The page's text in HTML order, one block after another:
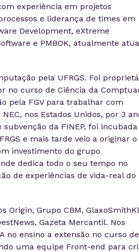
experiência em projetos
e liderança de times em
Development, eXtreme
e PMBOK, atualmente atua
pela UFRGS. Foi
no curso de Ciência da
pela FGV para trabalhar com
nos Estados Unidos, por 3
da FINEP, foi incubada
e mais tarde veio a originar o
investimento do grupo
dedica todo o seu tempo no
de experiências de vida-real do
Origin, Grupo CBM,
Gazeta Mercantil. Nos
no ensino a extensão no curso de
uma equipe Front-end para